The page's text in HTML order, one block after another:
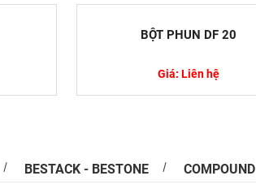
BỘT PHUN DF 20
Giá: Liên hệ
BESTACK - BESTONE COMPOUND
Chất Trong Nuôi Trồng